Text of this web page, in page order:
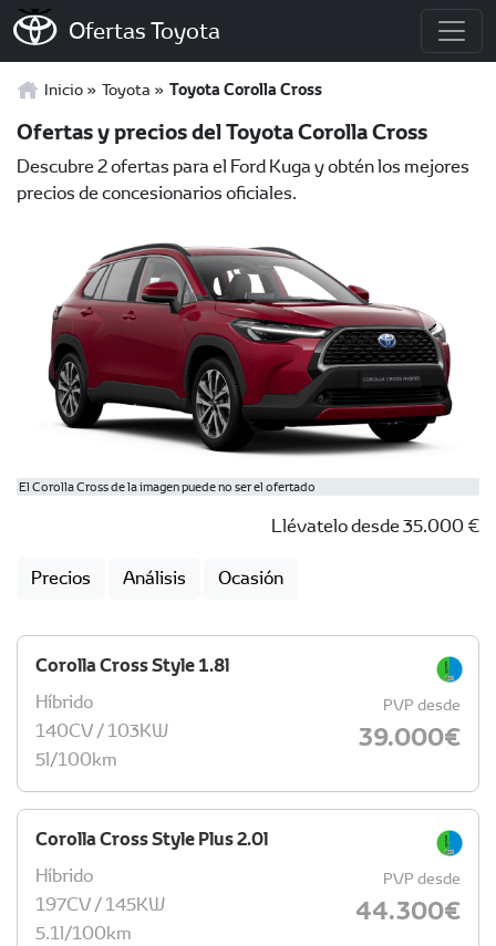
Ofertas Toyota
Inicio Toyota Toyota Corolla Cross
Ofertas y precios del Toyota Corolla Cross
Descubre 2 ofertas para el Ford Kuga y obtén los mejores
precios de concesionarios oficiales.
El Corolla Cross de la imagen puede no ser el ofertado
Llévatelo desde 35.000 €
Precios Análisis Ocasión
Corolla Cross Style 1.8l
PVP desde
39.000 €
Híbrido
140CV / 103KW
5l/100km
Corolla Cross Style Plus 2.0l
PVP desde
44.300 €
Híbrido
197CV / 145KW
5.1l/100km